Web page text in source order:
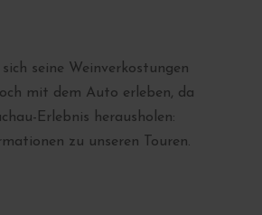
seine Weinverkostungen
mit dem Auto erleben, da
Erlebnis herausholen:
zu unseren Touren.